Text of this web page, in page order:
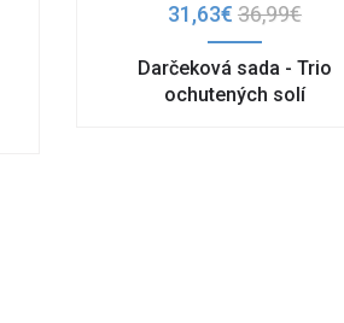
31,63€ 36,99€
Darčeková sada - Trio
ochutených solí